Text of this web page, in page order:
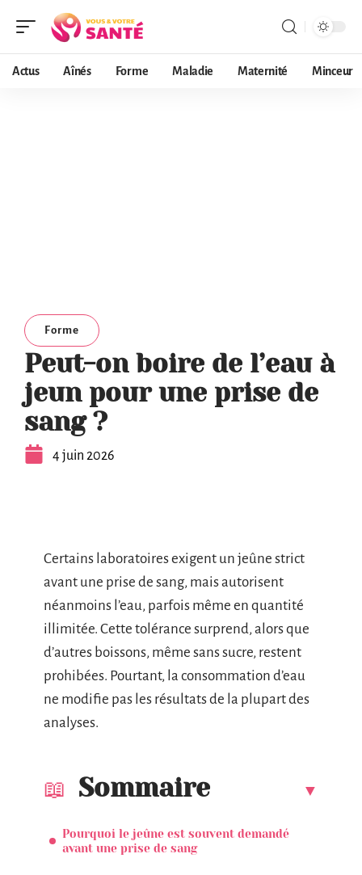
Actus Aînés Forme Maladie Maternité Minceur
Forme
Peut-on boire de l’eau à
jeun pour une prise de
sang ?
4 juin 2026
Certains laboratoires exigent un jeûne strict
avant une prise de sang, mais autorisent
néanmoins l’eau, parfois même en quantité
illimitée. Cette tolérance surprend, alors que
d’autres boissons, même sans sucre, restent
prohibées. Pourtant, la consommation d’eau
ne modifie pas les résultats de la plupart des
analyses.
Sommaire
Pourquoi le jeûne est souvent demandé
avant une prise de sang